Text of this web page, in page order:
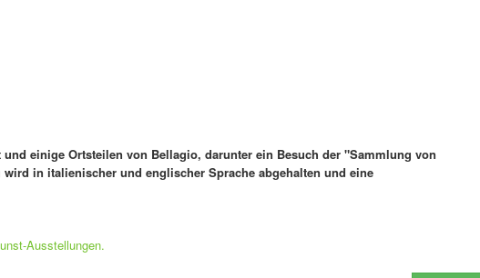
einige Ortsteilen von Bellagio, darunter ein Besuch der "Sammlung von
in italienischer und englischer Sprache abgehalten und eine
Ausstellungen.